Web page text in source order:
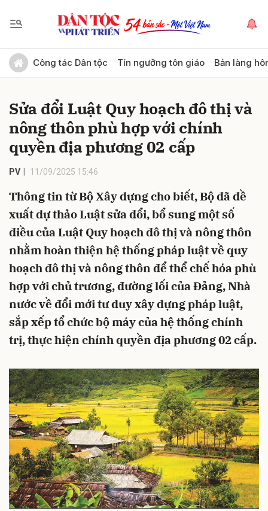
Công tác Dân tộc Tín ngưỡng tôn giáo Bản làng
Sửa đổi Luật Quy hoạch đô thị và
nông thôn phù hợp với chính
quyền địa phương 02 cấp
PV 11/09/2025 15:46
Thông tin từ Bộ Xây dựng cho biết, Bộ đã đề
xuất dự thảo Luật sửa đổi, bổ sung một số
điều của Luật Quy hoạch đô thị và nông thôn
nhằm hoàn thiện hệ thống pháp luật về quy
hoạch đô thị và nông thôn để thể chế hóa phù
hợp với chủ trương, đường lối của Đảng, Nhà
nước về đổi mới tư duy xây dựng pháp luật,
sắp xếp tổ chức bộ máy của hệ thống chính
trị, thực hiện chính quyền địa phương 02 cấp.
Gửi bình luận